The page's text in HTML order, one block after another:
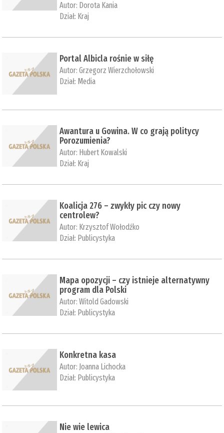
Autor: Dorota Kania
Dział: Kraj
Portal Albicla rośnie w siłę
Autor:Grzegorz Wierzchołowski
Dział: Media
Awantura u Gowina. W co grają politycy
Porozumienia?
Autor: Hubert Kowalski
Dział: Kraj
Koalicja 276 – zwykły pic czy nowy
centrolew?
Autor: Krzysztof Wołodźko
Dział: Publicystyka
Mapa opozycji – czy istnieje alternatywny
program dla Polski
Autor:Witold Gadowski
Dział: Publicystyka
Konkretna kasa
Autor: Joanna Lichocka
Dział: Publicystyka
Nie wie lewica